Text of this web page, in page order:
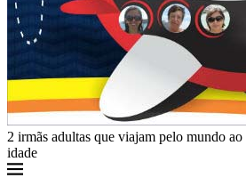
2 irmãs adultas que viajam pelo mundo
idade